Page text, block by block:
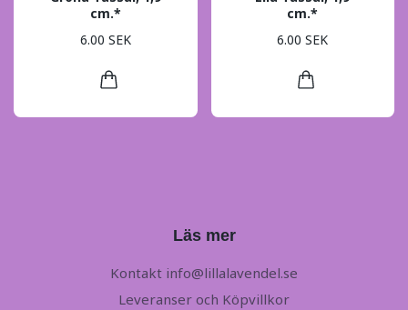
cm.*
6.00 SEK
cm.*
6.00 SEK
Läs mer
Kontakt info@lillalavendel.se
Leveranser och Köpvillkor